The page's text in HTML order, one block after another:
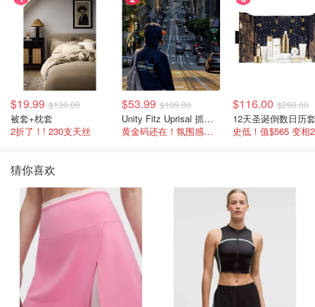
$19.99 $130.00
被套+枕套
2折了！! 230支天丝
$53.99 $109.00
Unity Fitz Uprisal 抓绒卫衣
黄金码还在！氛围感之神
$116.00 $290.00
12天圣诞倒数日历
史低！值$565 变相
猜你喜欢